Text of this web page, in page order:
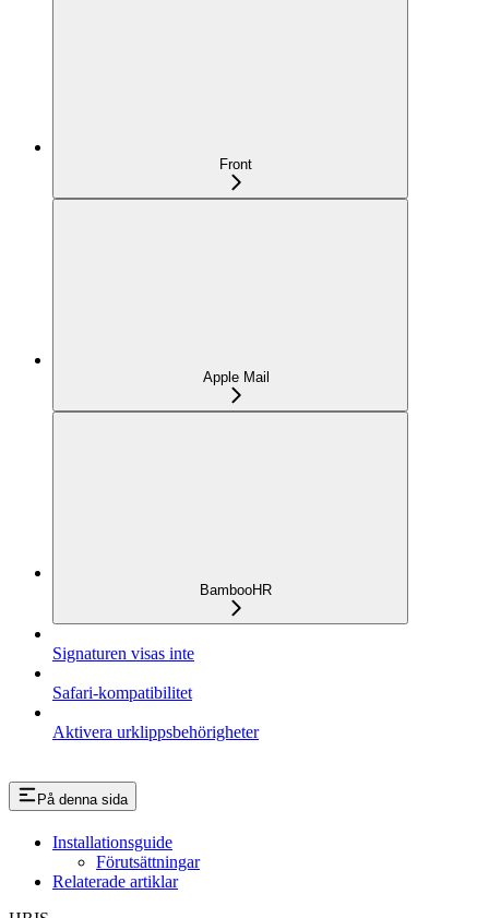
Front
Apple Mail
BambooHR
Signaturen visas inte
Safari-kompatibilitet
Aktivera urklippsbehörigheter
På denna sida
Installationsguide
Förutsättningar
Relaterade artiklar